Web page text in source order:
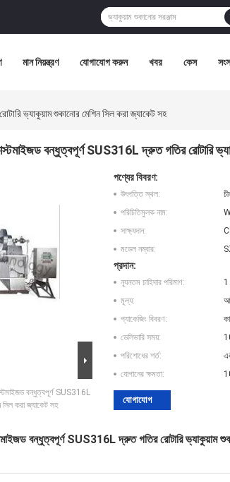
মান নিয়ন্ত্রণ যোগাযোগ করুন খবর কেস
ভ্যাকুয়াম শুকানোর মেশিন সিল করা জ্যাকেট সহ
বন্ধুত্বপূর্ণ SUS316L দ্রুত গতির রোটারি
বন্ধুত্বপূর্ণ SUS316L
সিল করা জ্যাকেট সহ
পণ্যের বিবরণ:
উৎপত্তি স্থল:
পরিচিতিমুলক নাম:
সাক্ষ্যদান:
মডেল নম্বার:
প্রদান:
ন্যূনতম চাহিদার পরিমাণ:
1
মূল্য:
প্যাকেজিং বিবরণ:
ডেলিভারি সময়:
পরিশোধের শর্ত:
যোগানের ক্ষমতা:
যোগাযোগ
বন্ধুত্বপূর্ণ SUS316L দ্রুত গতির রোটারি ভ্যাকুয়াম